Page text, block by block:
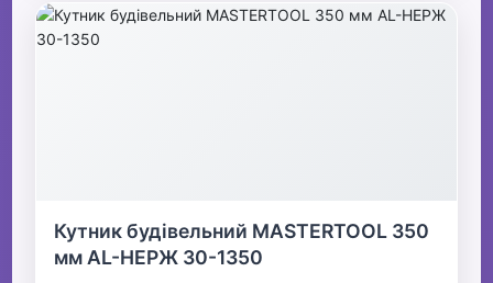
Кутник будівельний MASTERTOOL 350
мм AL-НЕРЖ 30-1350